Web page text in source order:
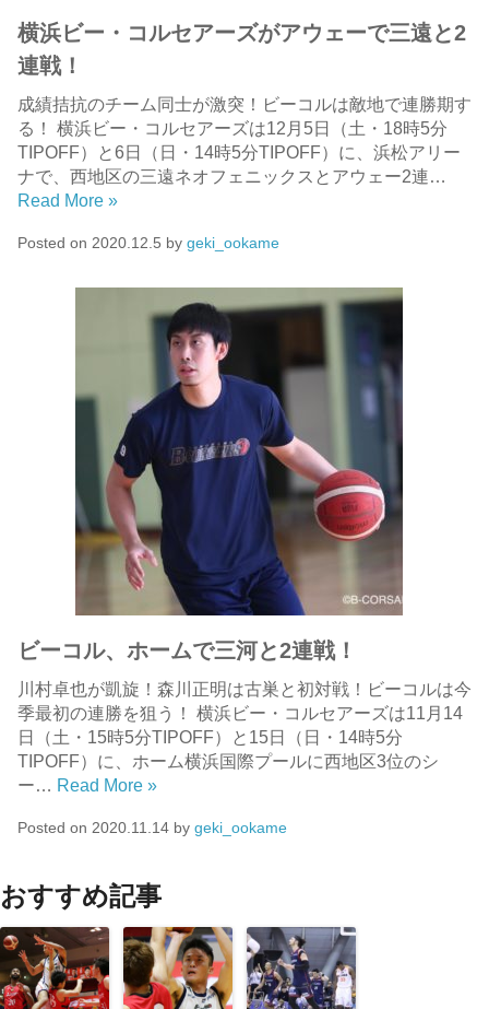
横浜ビー・コルセアーズがアウェーで三遠と2
連戦！
成績拮抗のチーム同士が激突！ビーコルは敵地で連勝期す
る！ 横浜ビー・コルセアーズは12月5日（土・18時5分
TIPOFF）と6日（日・14時5分TIPOFF）に、浜松アリー
ナで、西地区の三遠ネオフェニックスとアウェー2連…
Read More »
Posted on 2020.12.5 by geki_ookame
ビーコル、ホームで三河と2連戦！
川村卓也が凱旋！森川正明は古巣と初対戦！ビーコルは今
季最初の連勝を狙う！ 横浜ビー・コルセアーズは11月14
日（土・15時5分TIPOFF）と15日（日・14時5分
TIPOFF）に、ホーム横浜国際プールに西地区3位のシ
ー… Read More »
Posted on 2020.11.14by geki_ookame
おすすめ記事